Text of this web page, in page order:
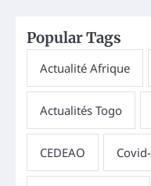
Popular Tags